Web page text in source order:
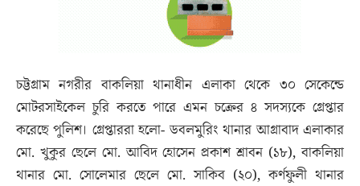
চট্টগ্রাম নগরীর বাকলিয়া থানাধীন এলাকা থেকে ৩০ সেকেন্ডে
মোটরসাইকেল চুরি করতে পারে এমন চক্রের ৪ সদস্যকে গ্রেপ্তার
করেছে পুলিশ। গ্রেপ্তাররা হলো- ডবলমুরিং থানার আগ্রাবাদ এলাকার
মো. খুকুর ছেলে মো. আবিদ হোসেন প্রকাশ শ্রাবন (১৮), বাকলিয়া
থানার মো. সোলেমার ছেলে মো. সাকিব (২০), কর্ণফুলী থানার